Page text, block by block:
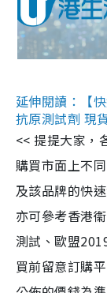
延伸閱讀：【
抗原測試劑 現
<< 提提大家，
購買市面上不
及該品牌的快
亦可參考香港
測試、歐盟
買前留意訂購